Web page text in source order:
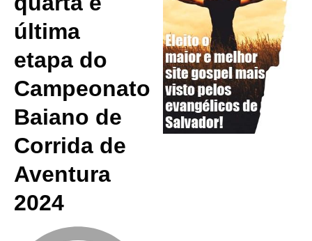
última
etapa do
Campeonato
Baiano de
Corrida de
Aventura
2024